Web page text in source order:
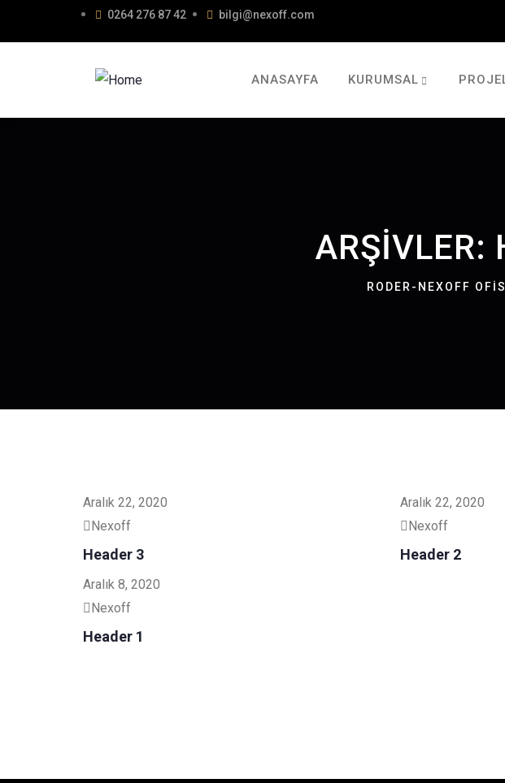
0264 276 87 42 bilgi@nexoff.com
ANASAYFA KURUMSAL
ARŞIVLER:
RODER-NEXOFF
Aralık 22, 2020
Nexoff
Header 3
Aralık 22, 2020
Nexoff
Header 2
Aralık 8, 2020
Nexoff
Header 1